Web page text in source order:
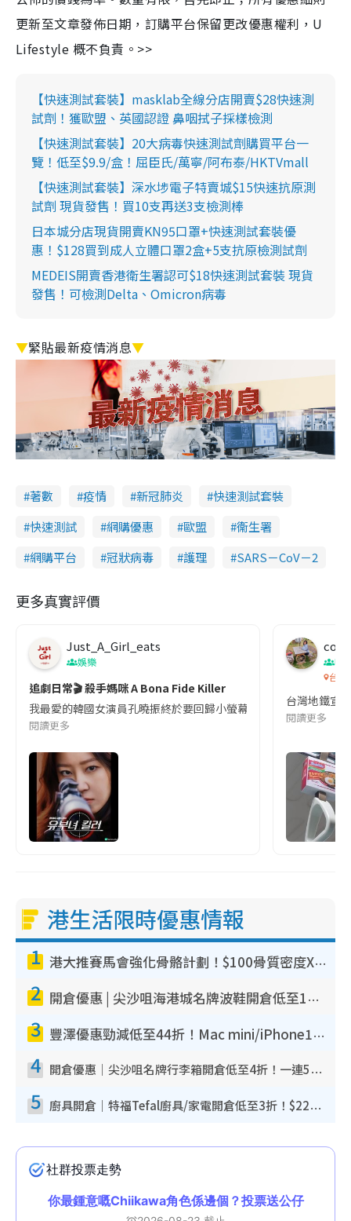
更新至文章發佈日期，訂購平台保留更改優惠權利，U
Lifestyle 概不負責。>>
【快速測試套裝】masklab全線分店開賣$28快速測
試劑！獲歐盟、英國認證 鼻咽拭子採樣檢測
【快速測試套裝】20大病毒快速測試劑購買平台一
覽！低至$9.9/盒！屈臣氏/萬寧/阿布泰/HKTVmall
【快速測試套裝】深水埗電子特賣城$15快速抗原測
試劑 現貨發售！買10支再送3支檢測棒
日本城分店現貨開賣KN95口罩+快速測試套裝優
惠！$128買到成人立體口罩2盒+5支抗原檢測試劑
MEDEIS開賣香港衛生署認可$18快速測試套裝 現貨
發售！可檢測Delta、Omicron病毒
▼緊貼最新疫情消息▼
著數 疫情 新冠肺炎
快速測試套裝
快速測試
網購優惠 歐盟
衞生署
網購平台
冠狀病毒 護理 SARS－CoV－2
更多真實評價
Just_A_Girl_eats
娛樂
追劇日常🎬 殺手媽咪 A Bona Fide Killer
我最愛的韓國女演員孔曉振終於要回歸小螢幕啦!這次的劇本改編
閱讀更多
co
吹
台灣
台灣地鐵宣
閱讀更多
港生活限時優惠情報
1 港大推賽馬會強化骨骼計劃！$100骨質密度X光檢查 完成免費運動訓練送超市禮券！附參加資格
2 開倉優惠 | 尖沙咀海港城名牌波鞋開倉低至1折！On鞋$899起／Joy&Peace鞋履$98起
3 豐澤優惠勁減低至44折！Mac mini/iPhone17Pro大減價！廚房家電$220起
4 開倉優惠｜尖沙咀名牌行李箱開倉低至4折！一連5日 American Tourister/ace./Hallmark $200起！
5 廚具開倉｜特福Tefal廚具/家電開倉低至3折！$220起買平底鍋/炒鑊/湯煲！電飯煲/吸塵機/燙斗$418起